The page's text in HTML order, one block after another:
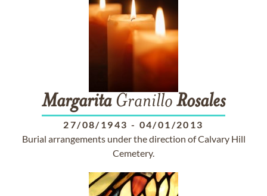
MargaritaGranillo Rosales
27/08/1943 - 04/01/2013
Burial arrangements under the direction of Calvary Hill
Cemetery.